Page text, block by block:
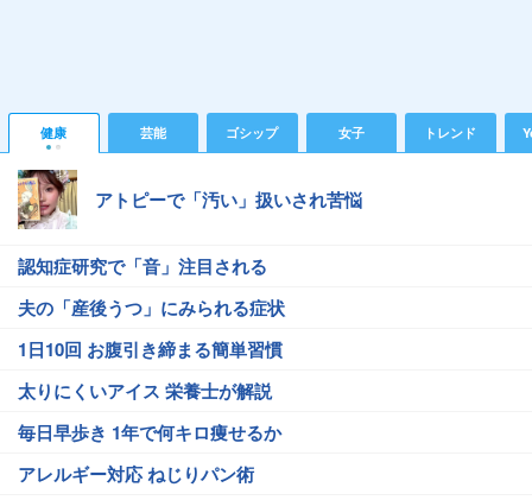
健康 芸能 ゴシップ 女子 トレンド
アトピーで「汚い」扱いされ苦悩
認知症研究で「音」注目される
夫の「産後うつ」にみられる症状
1日10回 お腹引き締まる簡単習慣
太りにくいアイス 栄養士が解説
毎日早歩き 1年で何キロ痩せるか
アレルギー対応 ねじりパン術